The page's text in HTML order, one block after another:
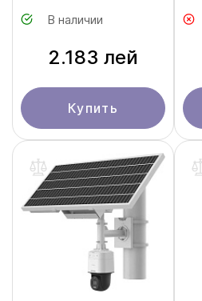
В наличии
2.183 лей
Купить